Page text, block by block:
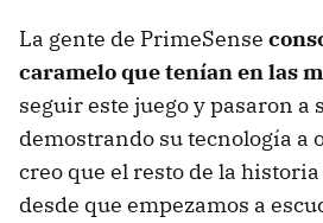
La gente de PrimeSense
caramelo que tenían en las
seguir este juego y pasaron a
demostrando su tecnología a
creo que el resto de la
desde que empezamos a